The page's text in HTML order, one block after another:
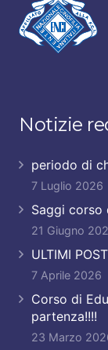
Notizie
periodo di
7 Luglio 2026
Saggi corso
21 Giugno
ULTIMI
7 Aprile 2026
Corso di
partenza!!!!
23 Marzo